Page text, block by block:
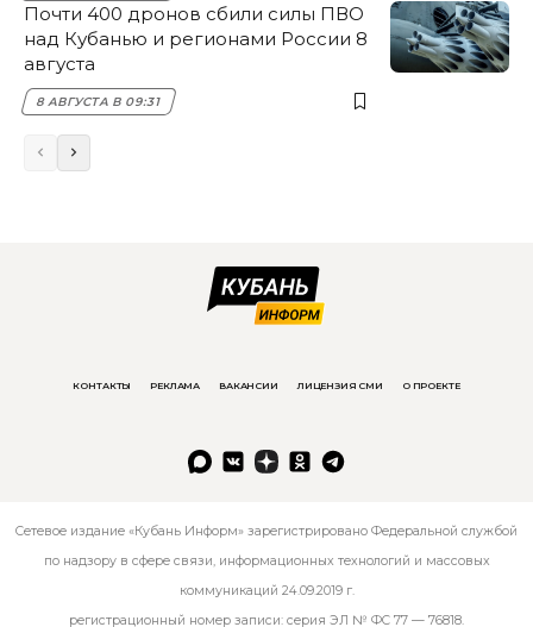
Почти 400 дронов сбили силы ПВО
над Кубанью и регионами России 8
августа
8 АВГУСТА В 09:31
КОНТАКТЫ РЕКЛАМА ВАКАНСИИ ЛИЦЕНЗИЯ СМИ О ПРОЕКТЕ
Сетевое издание «Кубань Информ» зарегистрировано Федеральной службой
по надзору в сфере связи, информационных технологий и массовых
коммуникаций 24.09.2019 г.
регистрационный номер записи: серия ЭЛ № ФС 77 — 76818.